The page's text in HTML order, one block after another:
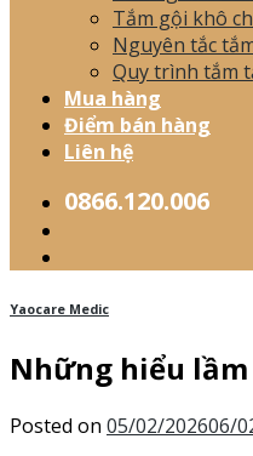
Tắm gội khô
Nguyên tắc
Quy trình tắm
Mua hàng
Điểm bán hàng
Liên hệ
0866.120.006
Yaocare Medic
Những hiểu
Posted on 05/02/202606/